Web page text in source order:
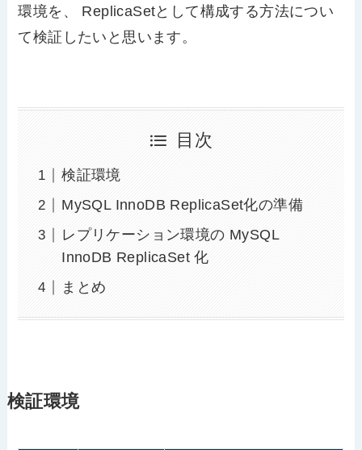
環境を、 ReplicaSetとして構成する方法につい
て検証したいと思います。
目次
検証環境
MySQL InnoDB ReplicaSet化の準備
レプリケーション環境の MySQL
InnoDB ReplicaSet 化
まとめ
検証環境